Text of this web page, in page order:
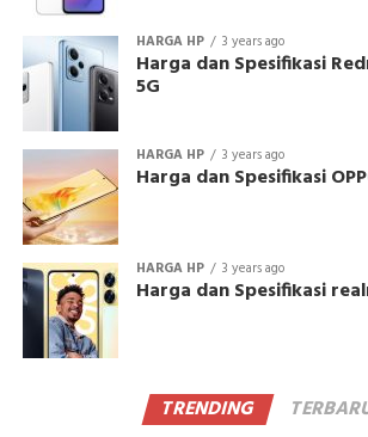
HARGA HP 3 years ago
Harga dan Spesifikasi
5G
HARGA HP 3 years ago
Harga dan Spesifikasi
HARGA HP 3 years ago
Harga dan Spesifikasi
TRENDING